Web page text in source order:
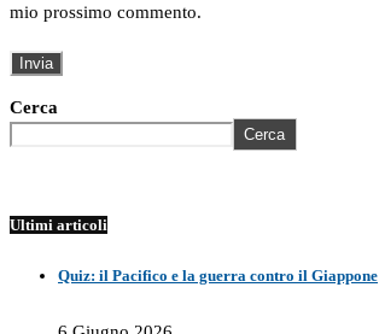
mio prossimo commento.
Cerca
Cerca
Ultimi articoli
Quiz: il Pacifico e la guerra contro il Giappone